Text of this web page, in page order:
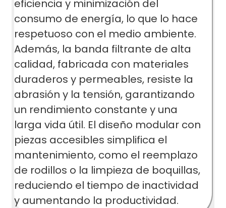
eficiencia y minimización del
consumo de energía, lo que lo hace
respetuoso con el medio ambiente.
Además, la banda filtrante de alta
calidad, fabricada con materiales
duraderos y permeables, resiste la
abrasión y la tensión, garantizando
un rendimiento constante y una
larga vida útil. El diseño modular con
piezas accesibles simplifica el
mantenimiento, como el reemplazo
de rodillos o la limpieza de boquillas,
reduciendo el tiempo de inactividad
y aumentando la productividad.